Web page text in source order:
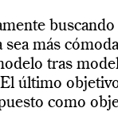
más
tras
último
como